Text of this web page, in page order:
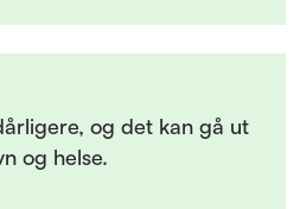
og det kan gå ut
og helse.